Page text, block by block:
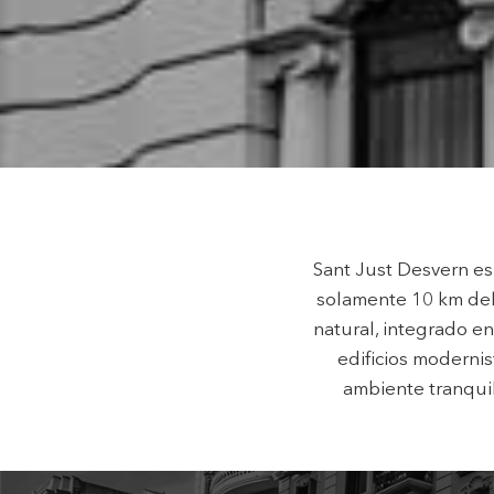
Sant Just Desvern
solamente 10 km
natural, integrado
edificios
ambiente
Este
los
que
del
en el